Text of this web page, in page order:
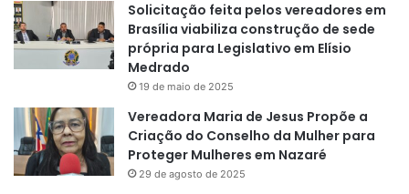
Solicitação feita pelos vereadores em
Brasília viabiliza construção de sede
própria para Legislativo em Elísio
Medrado
19 de maio de 2025
Vereadora Maria de Jesus Propõe a
Criação do Conselho da Mulher para
Proteger Mulheres em Nazaré
29 de agosto de 2025